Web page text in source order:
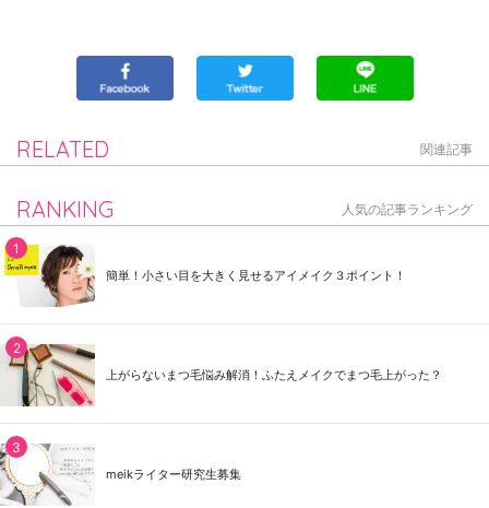
RELATED 関連記事
RANKING 人気の記事ランキング
簡単！小さい目を大きく見せるアイメイク３ポイント！
上がらないまつ毛悩み解消！ふたえメイクでまつ毛上がった？
meikライター研究生募集